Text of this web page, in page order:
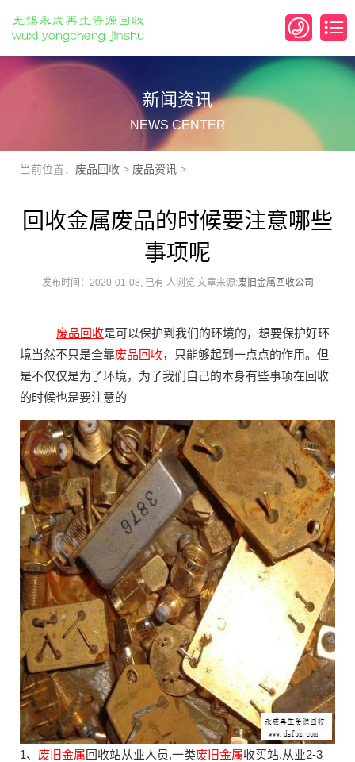
新闻资讯
NEWS CENTER
当前位置： 废品回收 > 废品资讯 >
回收金属废品的时候要注意哪些
事项呢
发布时间：2020-01-08, 已有 人浏览 文章来源:废旧金属回收公司
废品回收是可以保护到我们的环境的，想要保护好环
境当然不只是全靠废品回收，只能够起到一点点的作用。但
是不仅仅是为了环境，为了我们自己的本身有些事项在回收
的时候也是要注意的
1、 废旧金属回收站从业人员,一类废旧金属收买站,从业2-3